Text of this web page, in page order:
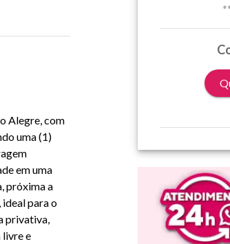
Alegre, com
uma (1)
em uma
próxima a
para o
privativa,
livre e